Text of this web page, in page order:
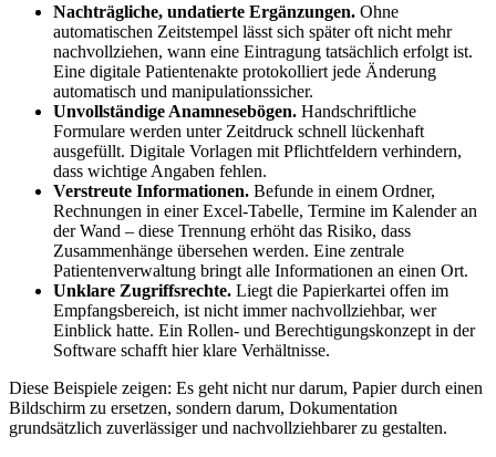
Nachträgliche, undatierte Ergänzungen. Ohne
automatischen Zeitstempel lässt sich später oft nicht mehr
nachvollziehen, wann eine Eintragung tatsächlich erfolgt ist.
Eine digitale Patientenakte protokolliert jede Änderung
automatisch und manipulationssicher.
Unvollständige Anamnesebögen. Handschriftliche
Formulare werden unter Zeitdruck schnell lückenhaft
ausgefüllt. Digitale Vorlagen mit Pflichtfeldern verhindern,
dass wichtige Angaben fehlen.
Verstreute Informationen. Befunde in einem Ordner,
Rechnungen in einer Excel-Tabelle, Termine im Kalender an
der Wand – diese Trennung erhöht das Risiko, dass
Zusammenhänge übersehen werden. Eine zentrale
Patientenverwaltung bringt alle Informationen an einen Ort.
Unklare Zugriffsrechte. Liegt die Papierkartei offen im
Empfangsbereich, ist nicht immer nachvollziehbar, wer
Einblick hatte. Ein Rollen- und Berechtigungskonzept in der
Software schafft hier klare Verhältnisse.
Diese Beispiele zeigen: Es geht nicht nur darum, Papier durch einen
Bildschirm zu ersetzen, sondern darum, Dokumentation
grundsätzlich zuverlässiger und nachvollziehbarer zu gestalten.